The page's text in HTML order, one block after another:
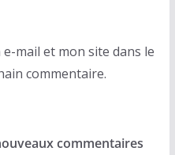
mail et mon site dans le
commentaire.
commentaires